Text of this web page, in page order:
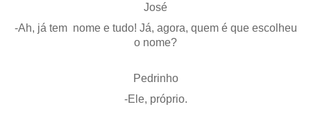
José
-Ah, já tem nome e tudo! Já, agora, quem é que escolheu
o nome?
Pedrinho
-Ele, próprio.